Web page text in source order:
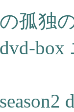
孤独